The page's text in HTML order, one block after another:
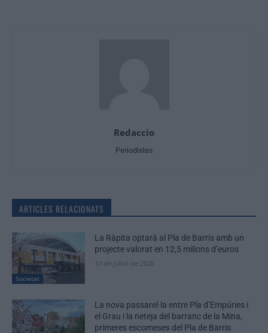
Redaccio
Periodistes
ARTICLES RELACIONATS
Societat
La Ràpita optarà al Pla de Barris amb un
projecte valorat en 12,5 milions d’euros
10 de juliol de 2026
La nova passarel·la entre Pla d’Empúries i
el Grau i la neteja del barranc de la Mina,
primeres escomeses del Pla de Barris